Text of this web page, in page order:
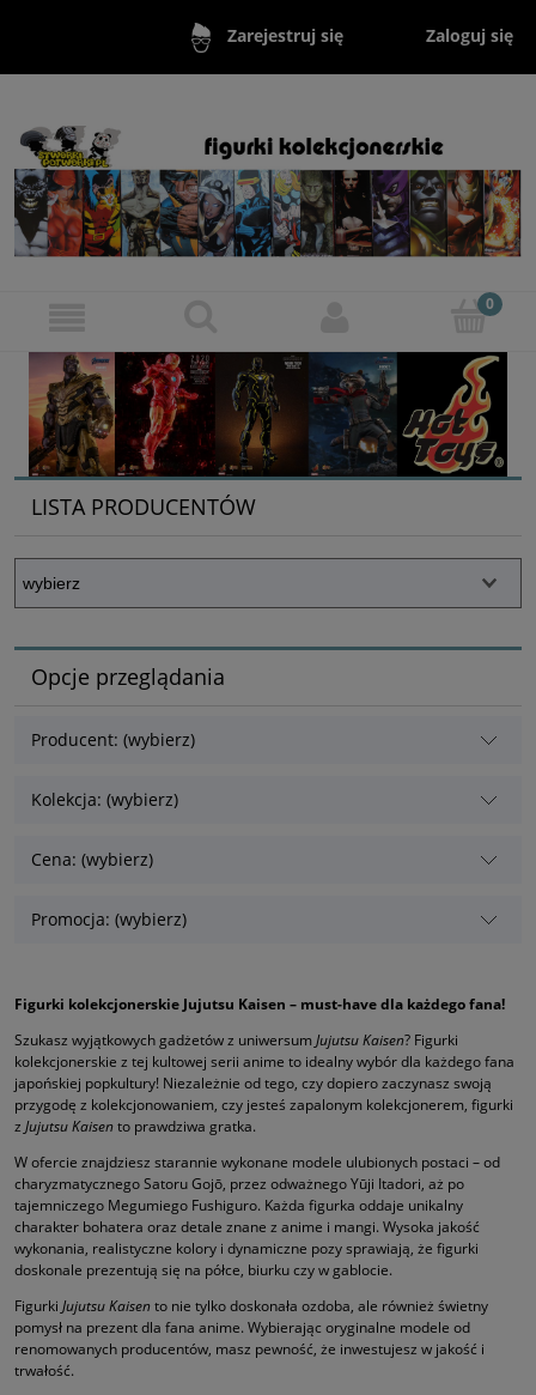
Zarejestruj się Zaloguj się
LISTA PRODUCENTÓW
Opcje przeglądania
Producent: (wybierz)
Kolekcja: (wybierz)
Cena: (wybierz)
Promocja: (wybierz)
Figurki kolekcjonerskie Jujutsu Kaisen – must-have dla każdego fana!
Szukasz wyjątkowych gadżetów z uniwersumJujutsu Kaisen? Figurki
kolekcjonerskie z tej kultowej serii anime to idealny wybór dla każdego fana
japońskiej popkultury! Niezależnie od tego, czy dopiero zaczynasz swoją
przygodę z kolekcjonowaniem, czy jesteś zapalonym kolekcjonerem, figurki
z Jujutsu Kaisento prawdziwa gratka.
W ofercie znajdziesz starannie wykonane modele ulubionych postaci – od
charyzmatycznego Satoru Gojō, przez odważnego Yūji Itadori, aż po
tajemniczego Megumiego Fushiguro. Każda figurka oddaje unikalny
charakter bohatera oraz detale znane z anime i mangi. Wysoka jakość
wykonania, realistyczne kolory i dynamiczne pozy sprawiają, że figurki
doskonale prezentują się na półce, biurku czy w gablocie.
Figurki Jujutsu Kaisento nie tylko doskonała ozdoba, ale również świetny
pomysł na prezent dla fana anime. Wybierając oryginalne modele od
renomowanych producentów, masz pewność, że inwestujesz w jakość i
trwałość.